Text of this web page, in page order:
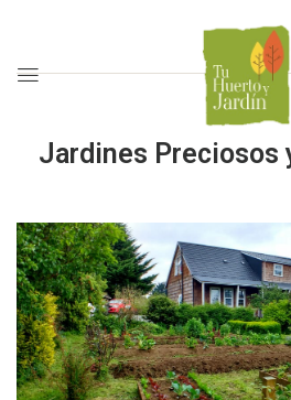
Jardines Preciosos